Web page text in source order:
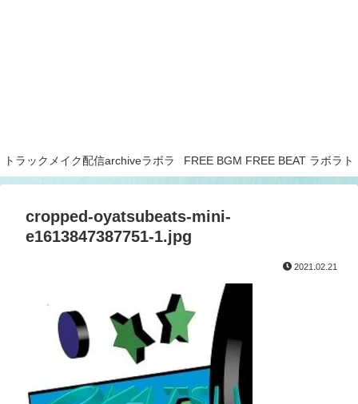
トラックメイク配信archiveラボラ FREE BGM FREE BEAT ラボラト
cropped-oyatsubeats-mini-
e1613847387751-1.jpg
2021.02.21